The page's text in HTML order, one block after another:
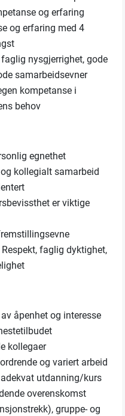
og erfaring
og erfaring med 4
nysgjerrighet, gode
samarbeidsevner
kompetanse i
behov
egnethet
kollegialt samarbeid
er viktige
faglig dyktighet,
åpenhet og interesse
kollegaer
og variert arbeid
utdanning/kurs
overenskomst
gruppe- og